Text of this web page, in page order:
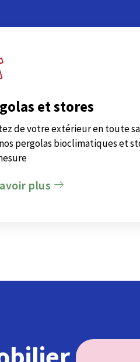
et stores
de votre extérieur en toute
pergolas bioclimatiques et
plus